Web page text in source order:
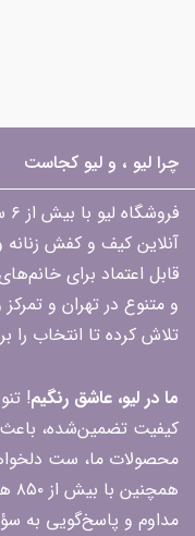
چرا لیو ، و لیو کجاست
آنلاین کیف و کفش
قابل اعتماد برای
و متنوع در تهران و
تلاش کرده تا انتخاب
ما در لیو، عاشق رنگیم!
کیفیت تضمین‌شده، باعث
محصولات ما، ست
مداوم و پاسخ‌گویی به